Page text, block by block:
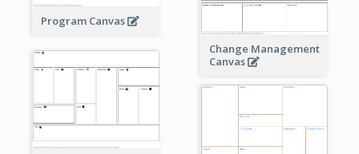
Program Canvas
Change Management
Canvas